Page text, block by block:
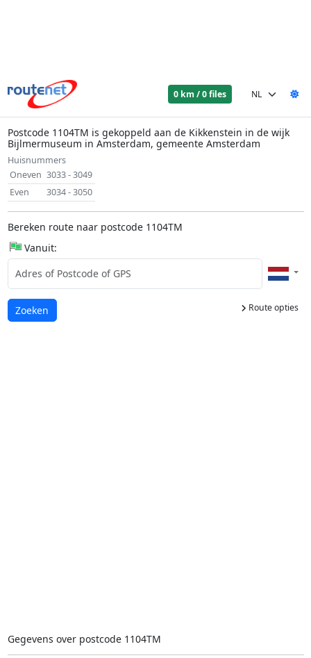
0 km / 0 files
Postcode 1104TM is gekoppeld aan de Kikkenstein in de wijk
Bijlmermuseum in Amsterdam, gemeente Amsterdam
Huisnummers
Oneven 3033 - 3049
Even
3034 - 3050
Bereken route naar postcode 1104TM
Vanuit:
Route opties
Laden...
Zoeken
Gegevens over postcode 1104TM